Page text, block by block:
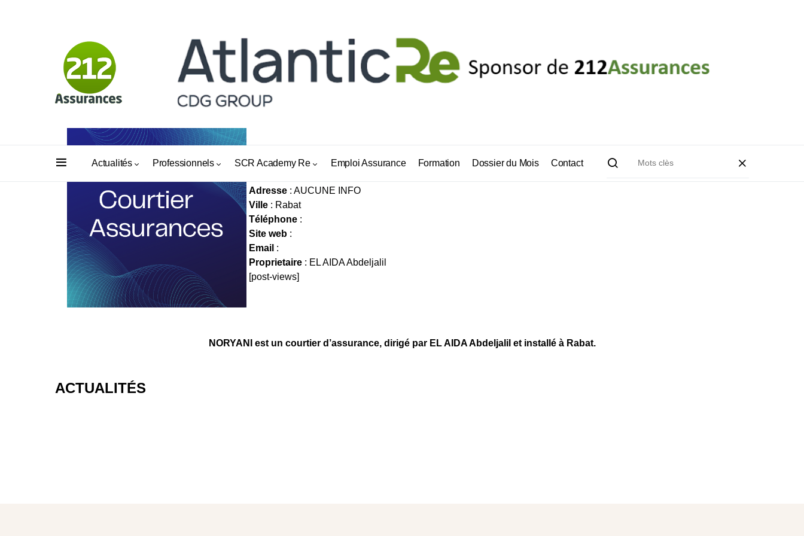
Actualités Professionnels SCR Academy Re Emploi Assurance Formation Dossier du Mois Contact
NORYANI
Adresse : AUCUNE INFO
Ville : Rabat
Téléphone :
Site web :
Email :
Proprietaire : EL AIDA Abdeljalil
[post-views]
NORYANI est un courtier d’assurance, dirigé par EL AIDA Abdeljalil et installé à Rabat.
ACTUALITÉS